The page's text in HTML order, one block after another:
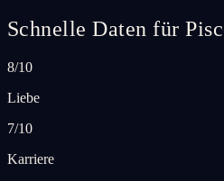
Schnelle Daten für
8/10
Liebe
7/10
Karriere